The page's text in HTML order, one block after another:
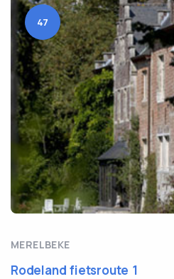
47
MERELBEKE
Rodeland fietsroute 1